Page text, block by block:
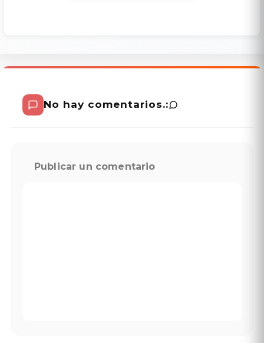
No hay comentarios.:
Publicar un comentario